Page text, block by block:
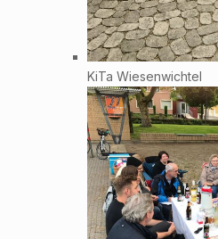
KiTa Wiesenwichtel